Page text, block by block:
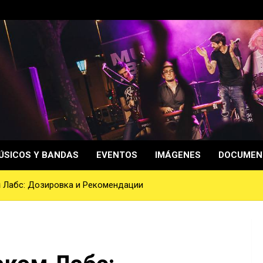
Y BANDAS EVENTOS IMÁGENES
Дозировка и Рекомендации